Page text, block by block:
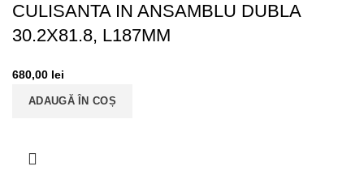
CULISANTA IN ANSAMBLU DUBLA
30.2X81.8, L187MM
680,00 lei
ADAUGĂ ÎN COȘ